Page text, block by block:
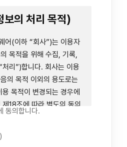
나 이에 접근하는 행위를
다. 그러므로, 서비스 사용
용을 주의 깊게 읽으시기
보의 처리 목적)
어(이하 “회사”)는 이용자
목적을 위해 수집, 기록,
리”)합니다. 회사는 이용
의 목적 이외의 용도로는
목적이 변경되는 경우에
18조에 따라 별도의 동의
요한 조치를 이행합니다.
및 법정대리인의 본인 확
동의합니다.